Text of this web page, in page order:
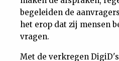
begeleiden de
het erop dat zij mensen
vragen.
Met de verkregen